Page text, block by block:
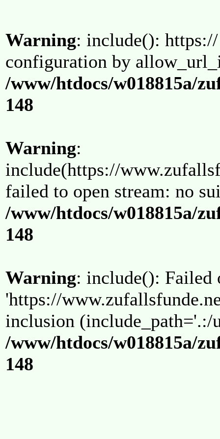
Warning: include():
configuration by
/www/htdocs/w018815a/
148
Warning:
include(https://
failed to open stream: no
/www/htdocs/w018815a/
148
Warning: include(): Failed
'https://
inclusion (include_path='.:/
/www/htdocs/w018815a/
148